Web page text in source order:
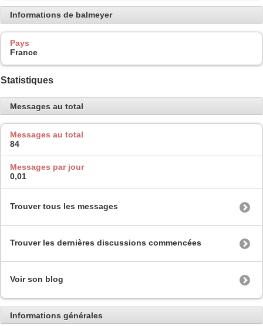
Informations de balmeyer
Pays
France
Statistiques
Messages au total
Messages au total
84
Messages par jour
0,01
Trouver tous les messages
Trouver les dernières discussions commencées
Voir son blog
Informations générales